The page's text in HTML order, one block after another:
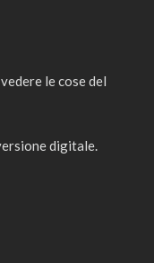
le cose del
digitale.